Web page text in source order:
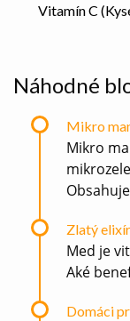
Vitamín C
Náhodné
Mikro
Mikro
Zlatý
Med je
Aké
Domáci